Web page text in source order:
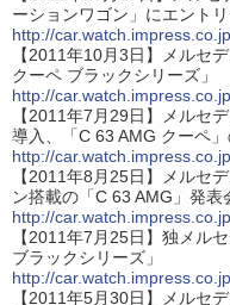
ーションワゴン」にエント
http://
【2011年10月3日】メルセ
クーペ ブラックシリーズ」
http://
【2011年7月29日】メルセ
導入、「C 63 AMG クーペ
http://
【2011年8月25日】メルセ
ン搭載の「C 63 AMG」発表
http://
【2011年7月25日】独メル
ブラックシリーズ」
http://
【2011年5月30日】メルセ